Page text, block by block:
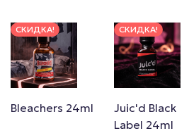
СКИДКА!
Bleachers 24ml
СКИДКА!
Juic'd Black
Label 24ml